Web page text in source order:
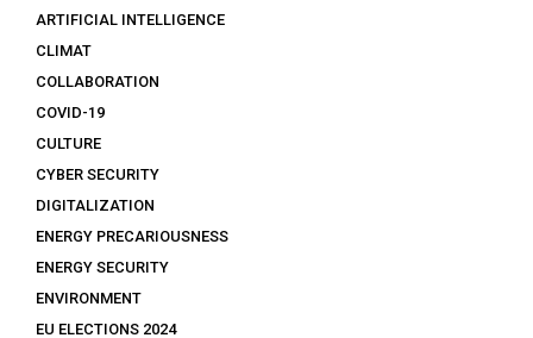
ARTIFICIAL INTELLIGENCE
CLIMAT
COLLABORATION
COVID-19
CULTURE
CYBER SECURITY
DIGITALIZATION
ENERGY PRECARIOUSNESS
ENERGY SECURITY
ENVIRONMENT
EU ELECTIONS 2024